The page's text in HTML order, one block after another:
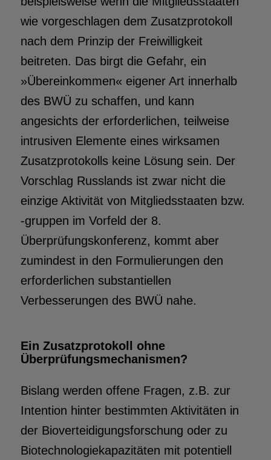
wie vorgeschlagen dem Zusatzprotokoll
nach dem Prinzip der Freiwilligkeit
beitreten. Das birgt die Gefahr, ein
»Übereinkommen« eigener Art innerhalb
des BWÜ zu schaffen, und kann
angesichts der erforderlichen, teilweise
intrusiven Elemente eines wirksamen
Zusatzprotokolls keine Lösung sein. Der
Vorschlag Russlands ist zwar nicht die
einzige Aktivität von Mitgliedsstaaten bzw.
-gruppen im Vorfeld der 8.
Überprüfungskonferenz, kommt aber
zumindest in den Formulierungen den
erforderlichen substantiellen
Verbesserungen des BWÜ nahe.
Ein Zusatzprotokoll ohne
Überprüfungsmechanismen?
Bislang werden offene Fragen, z.B. zur
Intention hinter bestimmten Aktivitäten in
der Bioverteidigungsforschung oder zu
Biotechnologiekapazitäten mit potentiell